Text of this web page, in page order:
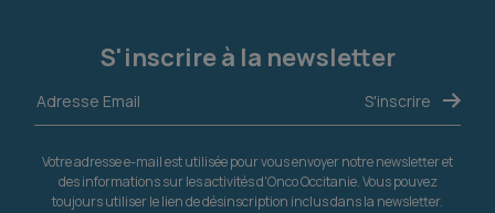
S'inscrire à la newsletter
Votre adresse e-mail est utilisée pour vous envoyer notre newsletter et
des informations sur les activités d'Onco Occitanie. Vous pouvez
toujours utiliser le lien de désinscription inclus dans la newsletter.